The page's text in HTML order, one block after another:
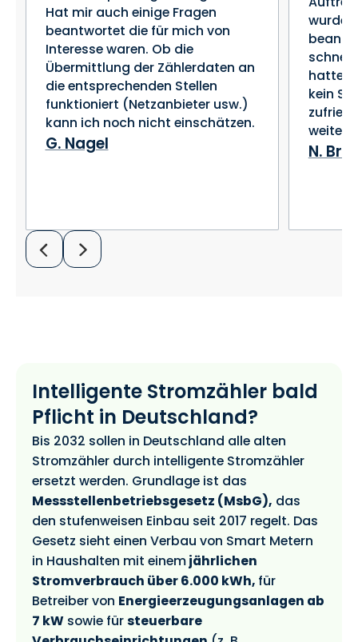
Hat mir auch einige Fragen
beantwortet die für mich von
Interesse waren. Ob die
Übermittlung der Zählerdaten an
die entsprechenden Stellen
funktioniert (Netzanbieter usw.)
kann ich noch nicht einschätzen.
G. Nagel
hatten
kein
weiter
N.
Intelligente Stromzähler bald
Pflicht in Deutschland?
Bis 2032 sollen in Deutschland alle alten
Stromzähler durch intelligente Stromzähler
ersetzt werden. Grundlage ist das
Messstellenbetriebsgesetz (MsbG), das
den stufenweisen Einbau seit 2017 regelt. Das
Gesetz sieht einen Verbau von Smart Metern
in Haushalten mit einemjährlichen
Stromverbrauch über 6.000 kWh, für
Betreiber von Energieerzeugungsanlagen ab
7 kW sowie fürsteuerbare